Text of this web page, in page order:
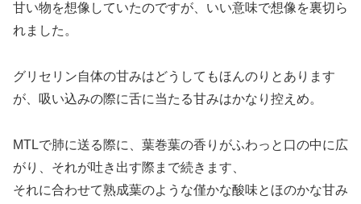
甘い物を想像していたのですが、いい意味で想像を裏切ら
れました。
グリセリン自体の甘みはどうしてもほんのりとあります
が、吸い込みの際に舌に当たる甘みはかなり控えめ。
MTLで肺に送る際に、葉巻葉の香りがふわっと口の中に広
がり、それが吐き出す際まで続きます、
それに合わせて熟成葉のような僅かな酸味とほのかな甘み